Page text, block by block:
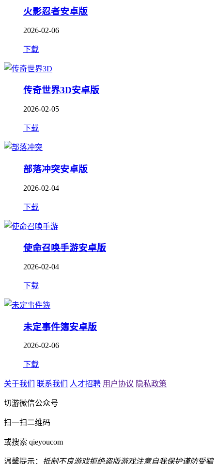
火影忍者安卓版
2026-02-06
下载
传奇世界3D安卓版
2026-02-05
下载
部落冲突安卓版
2026-02-04
下载
使命召唤手游安卓版
2026-02-04
下载
未定事件簿安卓版
2026-02-06
下载
关于我们 联系我们 人才招聘 用户协议 隐私政策
切游微信公众号
扫一扫二维码
或搜索 qieyoucom
温馨提示： 抵制不良游戏拒绝盗版游戏注意自我保护谨防受骗